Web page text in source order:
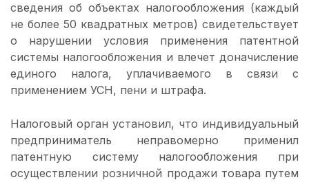
сведения об объектах налогообложения (каждый
не более 50 квадратных метров) свидетельствует
о нарушении условия применения патентной
системы налогообложения и влечет доначисление
единого налога, уплачиваемого в связи с
применением УСН, пени и штрафа.
Налоговый орган установил, что индивидуальный
предприниматель неправомерно применил
патентную систему налогообложения при
осуществлении розничной продажи товара путем